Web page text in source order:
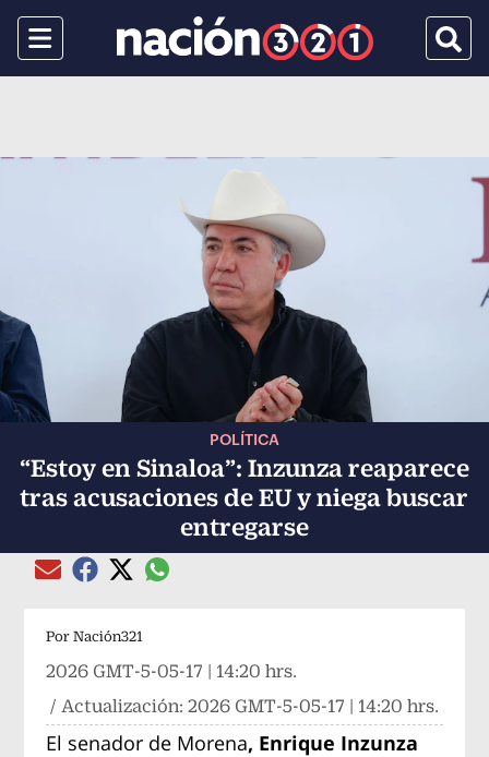
Menu
POLÍTICA
“Estoy en Sinaloa”: Inzunza reaparece
tras acusaciones de EU y niega buscar
entregarse
Compartir el artículo actual mediante Email
Compartir el artículo actual mediante Facebook
Compartir el artículo actual mediante Twitter
Compartir el artículo actual mediante
Por Nación321
2026 GMT-5-05-17 | 14:20 hrs.
/ Actualización:2026 GMT-5-05-17 | 14:20 hrs.
El senador de Morena, Enrique Inzunza